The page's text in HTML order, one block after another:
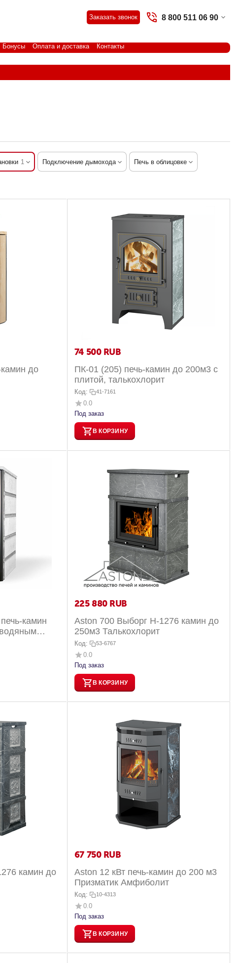
Заказать звонок 8 800 511 06 90
Бонусы Оплата и доставка Контакты
1 Подключение дымохода Печь в облицовке
до
74 500 RUB
ПК-01 (205) печь-камин до 200м3 с
плитой, талькохлорит
Код: 41-7161
0.0
Под заказ
В КОРЗИНУ
камин
225 880 RUB
Aston 700 Выборг H-1276 камин до
250м3 Талькохлорит
Код: 53-6767
0.0
Под заказ
В КОРЗИНУ
камин до
67 750 RUB
Aston 12 кВт печь-камин до 200 м3
Призматик Амфиболит
Код: 10-4313
0.0
Под заказ
В КОРЗИНУ